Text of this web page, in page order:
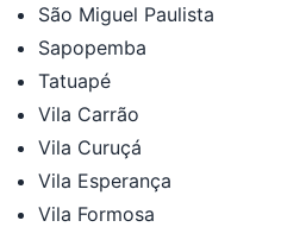
São Miguel Paulista
Sapopemba
Tatuapé
Vila Carrão
Vila Curuçá
Vila Esperança
Vila Formosa